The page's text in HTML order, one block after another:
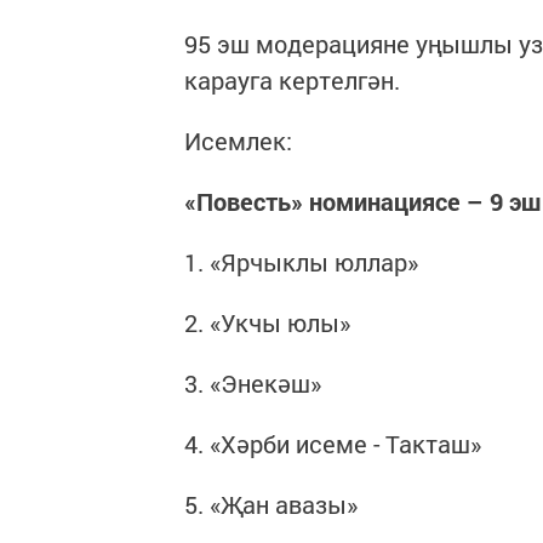
95 эш модерацияне уңышлы
карауга кертелгән.
Исемлек:
«Повесть» номинациясе – 9 эш
1. «Ярчыклы юллар»
2. «Укчы юлы»
3. «Энекәш»
4. «Хәрби исеме - Такташ»
5. «Җан авазы»